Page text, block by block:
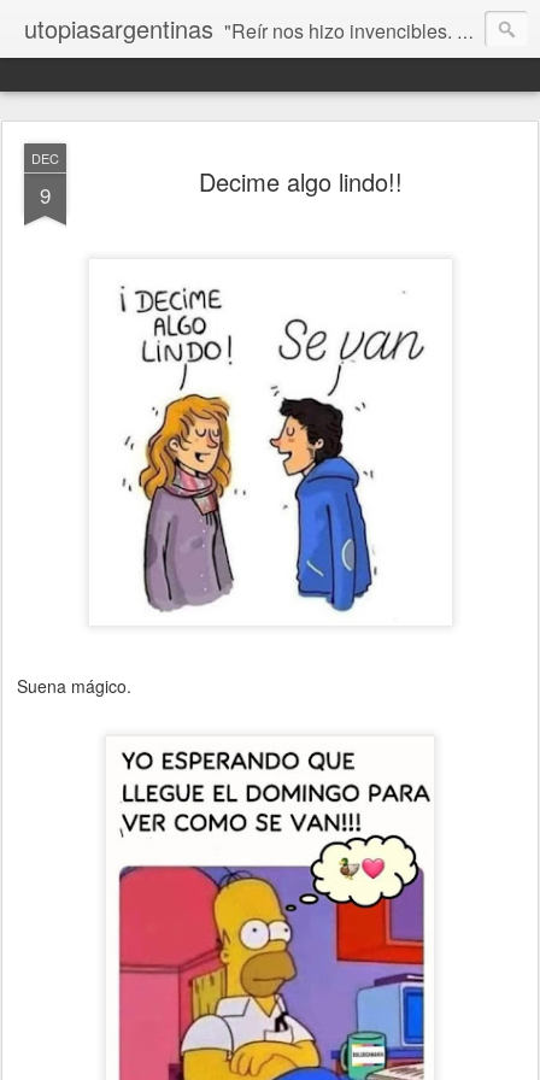
utopiasargentinas "Reír nos hizo invencibles. No como los que siempre ganan, sino como aquellos que no se rinden”. Frida Kahlo
DEC
9 Decime algo lindo!!
Suena mágico.